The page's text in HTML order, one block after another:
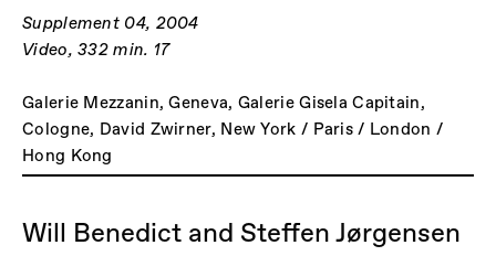
Supplement 04, 2004
Video, 332 min. 17
Galerie Mezzanin, Geneva, Galerie Gisela Capitain,
Cologne, David Zwirner, New York / Paris / London /
Hong Kong
Will Benedict and Steffen Jørgensen